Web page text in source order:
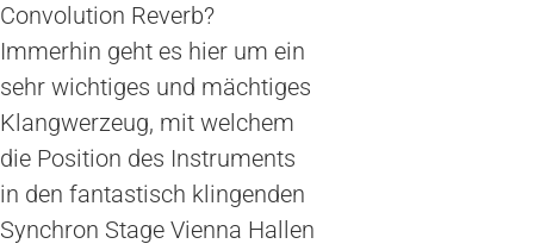
Convolution Reverb?
Immerhin geht es hier um ein
sehr wichtiges und mächtiges
Klangwerzeug, mit welchem
die Position des Instruments
in den fantastisch klingenden
Synchron Stage Vienna Hallen